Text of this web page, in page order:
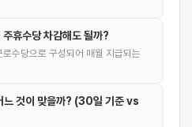
휴수당 차감해도 될까?
수당으로 구성되어 매월 지급되는
느 것이 맞을까? (30일 기준 vs